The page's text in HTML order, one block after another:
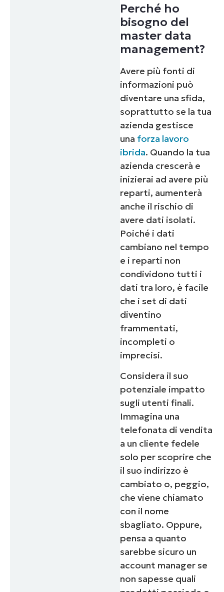
Perché ho
bisogno del
master data
management?
Avere più fonti di
informazioni può
diventare una sfida,
soprattutto se la tua
azienda gestisce
una forza lavoro
ibrida. Quando la tua
azienda crescerà e
inizierai ad avere più
reparti, aumenterà
anche il rischio di
avere dati isolati.
Poiché i dati
cambiano nel tempo
e i reparti non
condividono tutti i
dati tra loro, è facile
che i set di dati
diventino
frammentati,
incompleti o
imprecisi.
Considera il suo
potenziale impatto
sugli utenti finali.
Immagina una
telefonata di vendita
a un cliente fedele
solo per scoprire che
il suo indirizzo è
cambiato o, peggio,
che viene chiamato
con il nome
sbagliato. Oppure,
pensa a quanto
sarebbe sicuro un
account manager se
non sapesse quali